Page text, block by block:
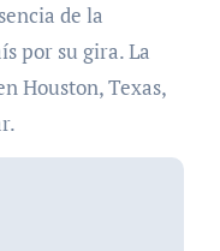
de la
por su gira. La
Houston, Texas,